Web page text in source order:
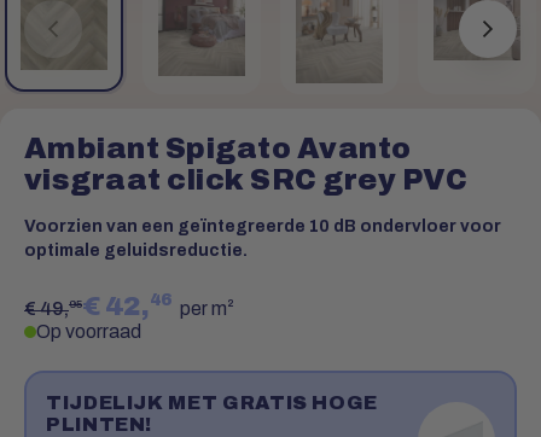
Ambiant Spigato Avanto
visgraat click SRC grey PVC
Voorzien van een geïntegreerde 10 dB ondervloer voor
optimale geluidsreductie.
€ 49,95€ 42, 46 per m²
Op voorraad
TIJDELIJK MET GRATIS HOGE
PLINTEN!